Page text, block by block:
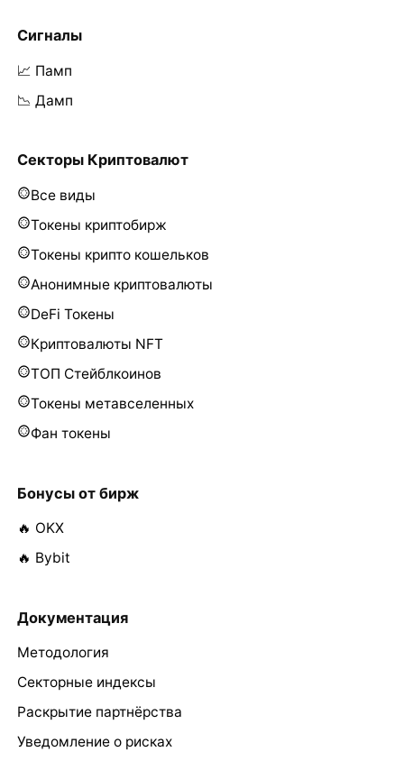
Сигналы
📈 Памп
📉 Дамп
Секторы Криптовалют
Все виды
Токены криптобирж
Токены крипто кошельков
Анонимные криптовалюты
DeFi Токены
Криптовалюты NFT
ТОП Стейблкоинов
Токены метавселенных
Фан токены
Бонусы от бирж
🔥 OKX
🔥 Bybit
Документация
Методология
Секторные индексы
Раскрытие партнёрства
Уведомление о рисках